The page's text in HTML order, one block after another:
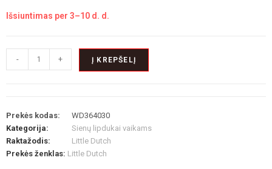
Išsiuntimas per 3–10 d. d.
- + Į KREPŠELĮ
Prekės kodas:
WD364030
Kategorija:
Sienų lipdukai vaikams
Raktažodis:
Little Dutch
Prekės ženklas: Little Dutch